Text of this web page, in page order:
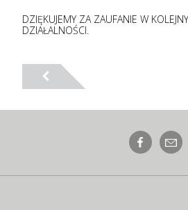
DZIĘKUJEMY ZA ZAUFANIE W
DZIAŁALNOŚCI.